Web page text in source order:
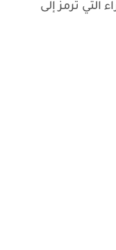
التي ترمز إلى